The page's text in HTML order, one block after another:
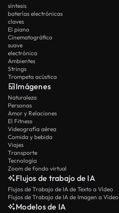
síntesis
baterías electrónicas
claves
El piano
Cinematográfico
suave
electrónica
Ambientes
Strings
Trompeta acústica
Imágenes
Naturaleza
Personas
Amor y Relaciones
El Fitness
Videografía aérea
Comida y bebida
Viajes
Transporte
Tecnología
Zoom de fondo virtual
Flujos de trabajo de IA
Flujos de Trabajo de IA de Texto a Vídeo
Flujos de Trabajo de IA de Imagen a Vídeo
Modelos de IA